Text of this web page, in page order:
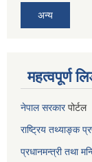
अन्य
महत्वपूर्ण
नेपाल सरकारपोर्टल
राष्ट्रिय तथ्याङ्क
प्रधानमन्त्री तथा